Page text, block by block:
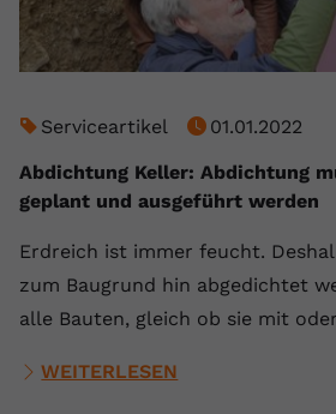
Serviceartikel
01.01.2022
Abdichtung Keller: Abdichtung
geplant und ausgeführt werden
Erdreich ist immer feucht.
zum Baugrund hin abgedichtet
alle Bauten, gleich ob sie mit
WEITERLESEN